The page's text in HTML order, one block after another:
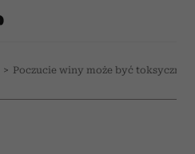
> Poczucie winy może być toksyczne.